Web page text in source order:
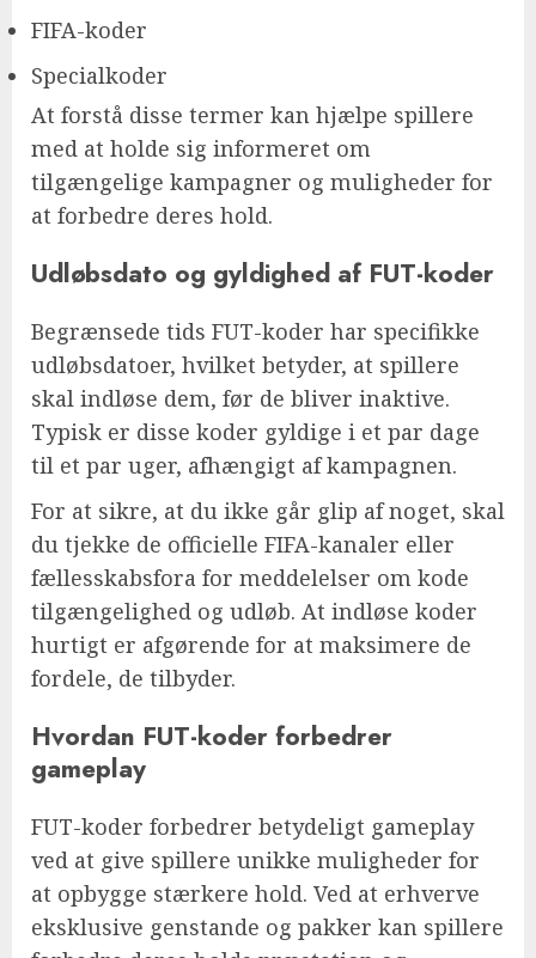
FIFA-koder
Specialkoder
At forstå disse termer kan hjælpe spillere
med at holde sig informeret om
tilgængelige kampagner og muligheder for
at forbedre deres hold.
Udløbsdato og gyldighed af FUT-koder
Begrænsede tids FUT-koder har specifikke
udløbsdatoer, hvilket betyder, at spillere
skal indløse dem, før de bliver inaktive.
Typisk er disse koder gyldige i et par dage
til et par uger, afhængigt af kampagnen.
For at sikre, at du ikke går glip af noget, skal
du tjekke de officielle FIFA-kanaler eller
fællesskabsfora for meddelelser om kode
tilgængelighed og udløb. At indløse koder
hurtigt er afgørende for at maksimere de
fordele, de tilbyder.
Hvordan FUT-koder forbedrer
gameplay
FUT-koder forbedrer betydeligt gameplay
ved at give spillere unikke muligheder for
at opbygge stærkere hold. Ved at erhverve
eksklusive genstande og pakker kan spillere